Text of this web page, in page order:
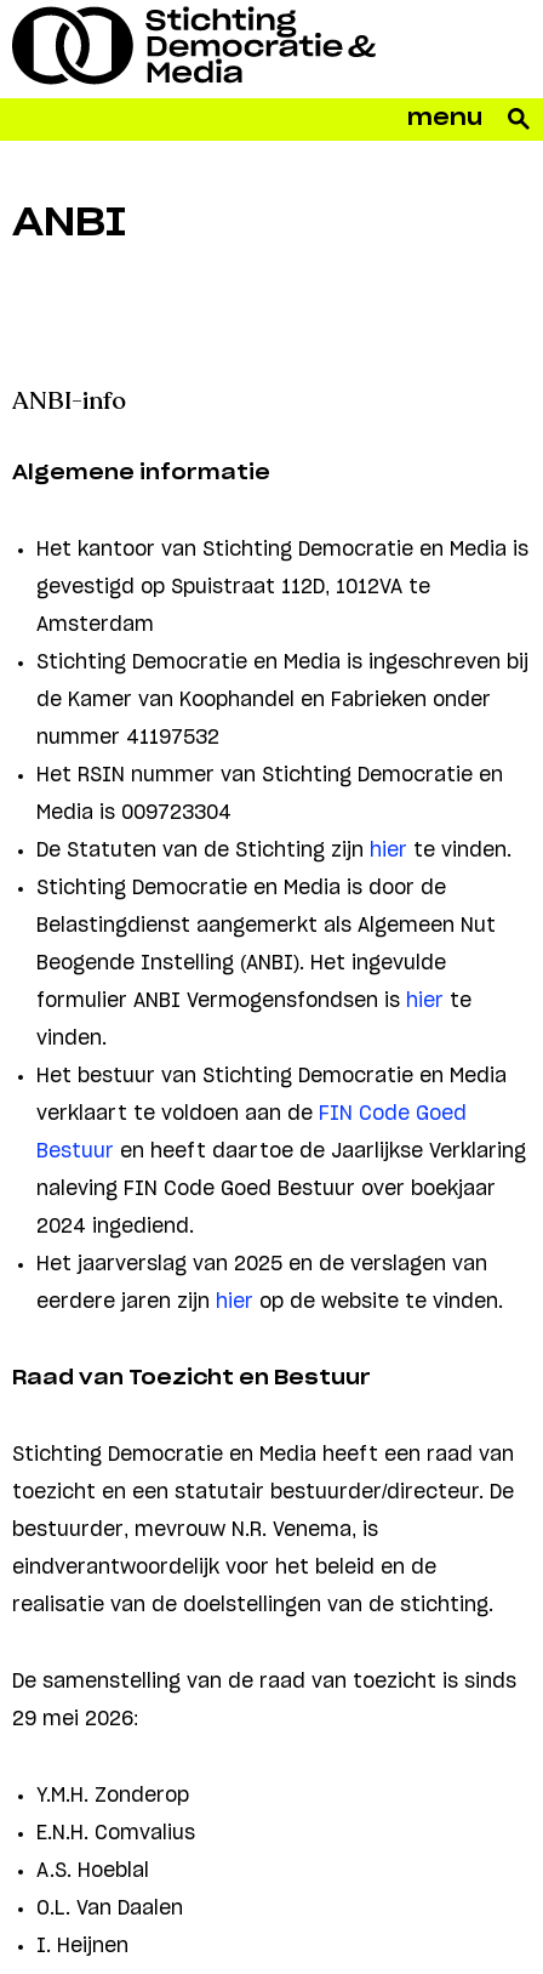
menu
ANBI
ANBI-info
Algemene informatie
Het kantoor van Stichting Democratie en Media is
gevestigd op Spuistraat 112D, 1012VA te
Amsterdam
Stichting Democratie en Media is ingeschreven bij
de Kamer van Koophandel en Fabrieken onder
nummer 41197532
Het RSIN nummer van Stichting Democratie en
Media is 009723304
De Statuten van de Stichting zijn hier te vinden.
Stichting Democratie en Media is door de
Belastingdienst aangemerkt als Algemeen Nut
Beogende Instelling (ANBI). Het ingevulde
formulier ANBI Vermogensfondsen is hier te
vinden.
Het bestuur van Stichting Democratie en Media
verklaart te voldoen aan de FIN Code Goed
Bestuur en heeft daartoe de Jaarlijkse Verklaring
naleving FIN Code Goed Bestuur over boekjaar
2024 ingediend.
Het jaarverslag van 2025 en de verslagen van
eerdere jaren zijn hier op de website te vinden.
Raad van Toezicht en Bestuur
Stichting Democratie en Media heeft een raad van
toezicht en een statutair bestuurder/directeur. De
bestuurder, mevrouw N.R. Venema, is
eindverantwoordelijk voor het beleid en de
realisatie van de doelstellingen van de stichting.
De samenstelling van de raad van toezicht is sinds
29 mei 2026:
Y.M.H. Zonderop
E.N.H. Comvalius
A.S. Hoeblal
O.L. Van Daalen
I. Heijnen